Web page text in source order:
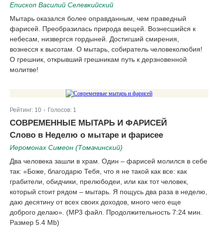
Епископ Василий Селевкийский
Мытарь оказался более оправданным, чем праведный
фарисей. Преобразилась природа вещей. Вознесшийся к
небесам, низвергся гордыней. Достигший смирения,
вознесся к высотам. О мытарь, собиратель человеколюбия!
О грешник, открывший грешникам путь к дерзновенной
молитве!
Рейтинг: 10 Голосов: 1
СОВРЕМЕННЫЕ МЫТАРЬ И ФАРИСЕЙ
Слово в Неделю о мытаре и фарисее
Иеромонах Симеон (Томачинский)
Два человека зашли в храм. Один – фарисей молился в себе
так: «Боже, благодарю Тебя, что я не такой как все: как
грабители, обидчики, прелюбодеи, или как тот человек,
который стоит рядом – мытарь. Я пощусь два раза в неделю,
даю десятину от всех своих доходов, много чего еще
доброго делаю». (MP3 файл. Продолжительность 7:24 мин.
Размер 5.4 Mb)